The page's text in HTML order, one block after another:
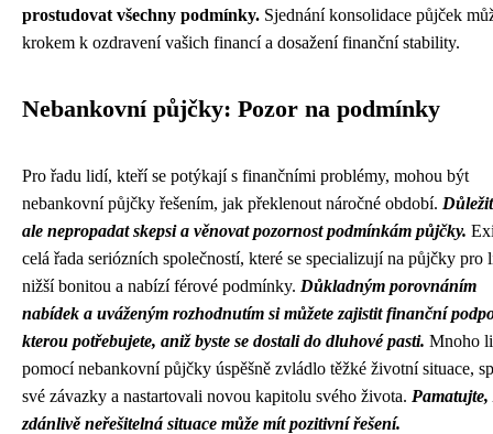
prostudovat všechny podmínky. Sjednání konsolidace půjček
krokem k ozdravení vašich financí a dosažení finanční stability.
Nebankovní půjčky: Pozor na podmínky
Pro řadu lidí, kteří se potýkají s finančními problémy, mohou být
nebankovní půjčky řešením, jak překlenout náročné období.
ale nepropadat skepsi a věnovat pozornost podmínkám půjčky.
celá řada seriózních společností, které se specializují na půjčky pro
nižší bonitou a nabízí férové podmínky. Důkladným porovnáním
nabídek a uváženým rozhodnutím si můžete zajistit finanční
kterou potřebujete, aniž byste se dostali do dluhové pasti. Mnoho
pomocí nebankovní půjčky úspěšně zvládlo těžké životní situace,
své závazky a nastartovali novou kapitolu svého života. Pamatujte,
zdánlivě neřešitelná situace může mít pozitivní řešení.